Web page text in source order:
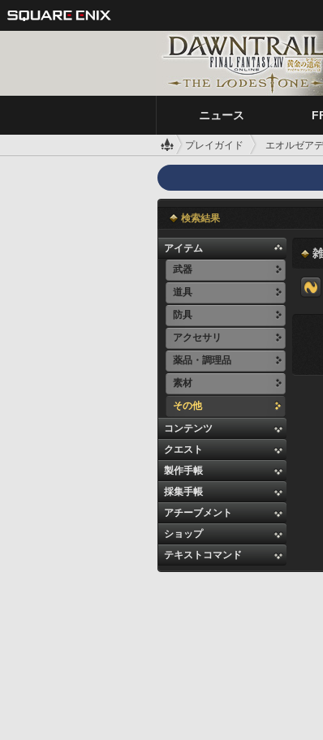
ニュース
プレイガイド エオルゼア
検索結果
アイテム
武器
道具
防具
アクセサリ
薬品・調理品
素材
その他
コンテンツ
クエスト
製作手帳
採集手帳
アチーブメント
ショップ
テキストコマンド